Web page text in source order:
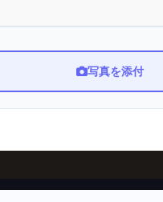
写真を添付